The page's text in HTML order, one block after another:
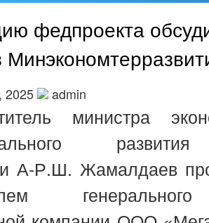
федпроекта
2025 admin
министра
А-Р.Ш. Жамалдаев